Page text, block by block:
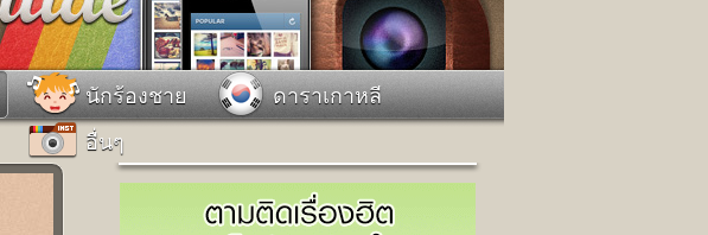
แชทหมากฮอส
Glitter
แต่งงาน
แม่และเด็ก
สุขภาพ
สัตว์เลี้ยง
บ้านและการตกแต่ง
ท่องเที่ยว
iCare
Facebook
Password
เข้าระบบด้วย Facebook
นักร้องชาย
ดาราเกาหลี
อื่นๆ